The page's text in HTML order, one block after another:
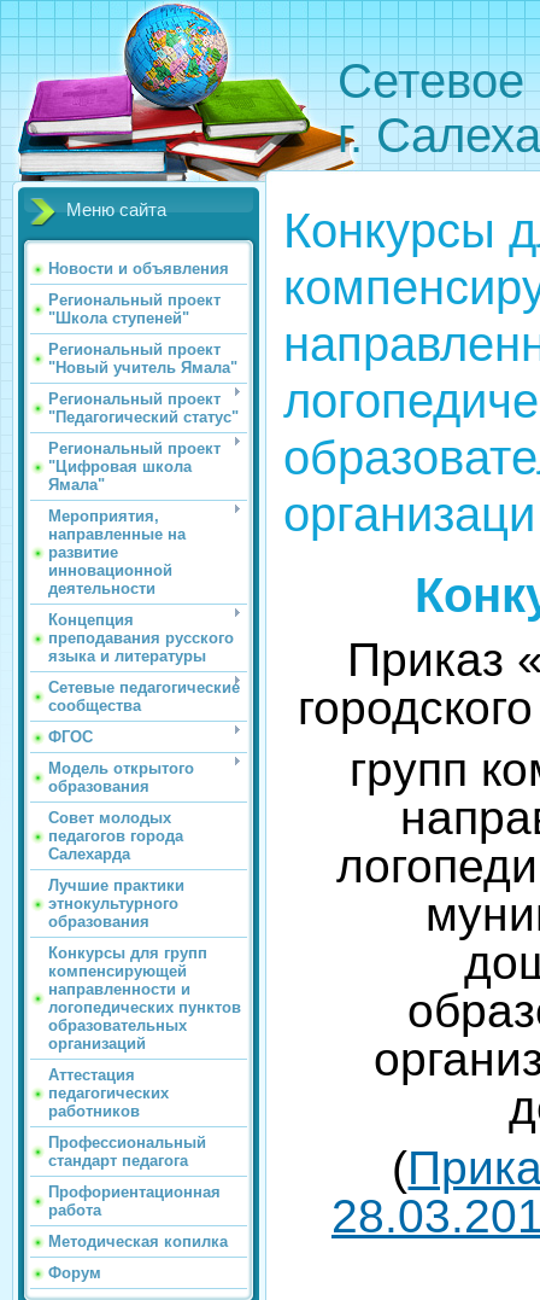
Сетевое
г.
Меню сайта
Новости и объявления
Региональный проект
"Школа ступеней"
Региональный проект
"Новый учитель Ямала"
Региональный проект
"Педагогический статус"
Региональный проект
"Цифровая школа
Ямала"
Мероприятия,
направленные на
развитие
инновационной
деятельности
Концепция
преподавания русского
языка и литературы
Сетевые педагогические
сообщества
ФГОС
Модель открытого
образования
Совет молодых
педагогов города
Салехарда
Лучшие практики
этнокультурного
образования
Конкурсы для групп
компенсирующей
направленности и
логопедических пунктов
образовательных
организаций
Аттестация
педагогических
работников
Профессиональный
стандарт педагога
Профориентационная
работа
Методическая копилка
Форум
Конкурсы
организаци
Приказ
групп
(